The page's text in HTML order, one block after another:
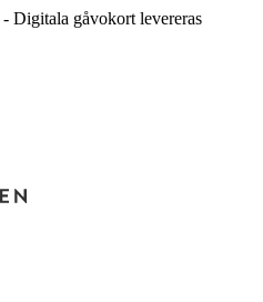
Digitala gåvokort levereras